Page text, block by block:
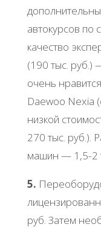
автокурсов
качество
(190 тыс. руб.)
очень
Daewoo Nexia
низкой
270 тыс. руб.).
машин — 1,5-2
5.
руб. Затем